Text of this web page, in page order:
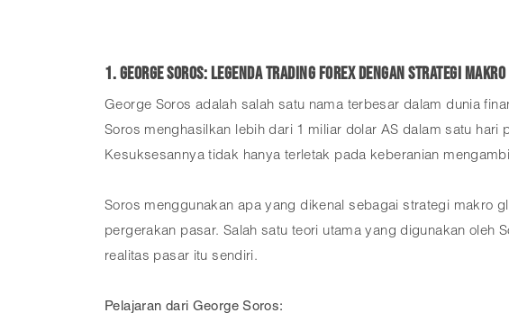
1. George Soros: Legenda Trading Forex dengan Strategi
George Soros adalah salah satu nama terbesar dalam dunia
Soros menghasilkan lebih dari 1 miliar dolar AS dalam satu
Kesuksesannya tidak hanya terletak pada keberanian
Soros menggunakan apa yang dikenal sebagai strategi makro
pergerakan pasar. Salah satu teori utama yang digunakan oleh
realitas pasar itu sendiri.
Pelajaran dari George Soros: